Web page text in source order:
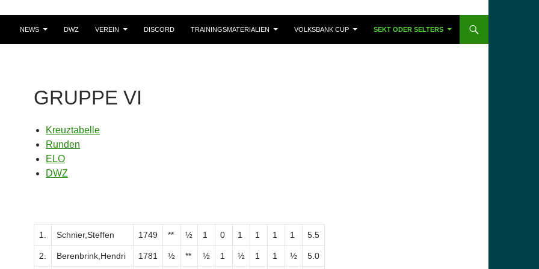
NEWS DWZ VEREIN DISCORD TRAININGSMATERIALIEN VOLKSBANK CUP SEKT ODER SELTERS
GRUPPE VI
Kreuztabelle
Runden
ELO
DWZ
1. Schnier,Steffen 1749 ** ½ 1 0 1 1 1 1 5.5
2. Berenbrink,Hendri 1781 ½ ** ½ 1 ½ 1 1 ½ 5.0